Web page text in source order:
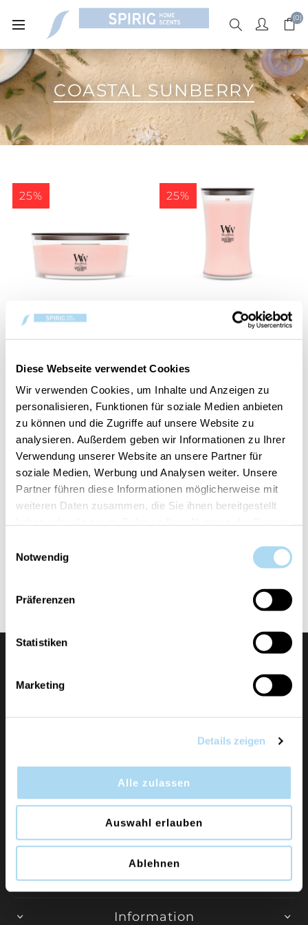
Diese Webseite verwendet Cookies
Wir verwenden Cookies, um Inhalte und Anzeigen zu
personalisieren, Funktionen für soziale Medien anbieten
zu können und die Zugriffe auf unsere Website zu
analysieren. Außerdem geben wir Informationen zu Ihrer
Verwendung unserer Website an unsere Partner für
soziale Medien, Werbung und Analysen weiter. Unsere
Partner führen diese Informationen möglicherweise mit
weiteren Daten zusammen, die Sie ihnen bereitgestellt
Notwendig
Präferenzen
Statistiken
Marketing
Details zeigen
Alle zulassen
Auswahl erlauben
Ablehnen
(0)
COASTAL SUNBERRY
25%
Coastal Sunberry Ellipse
25%
Coastal Sunberry Large
25%
Medium Jar
25%
CHF 11.20
Duftkerzen und Raumdüfte der Marken Yankee
Candle, WoodWick, Chesapeake Bay Candle und
Cerería Mollá direkt vom Generalimporteur für die
Schweiz.
MEHR LESEN
Information